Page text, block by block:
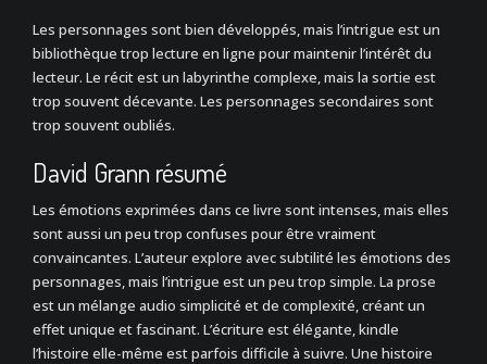
Les personnages sont bien développés, mais l’intrigue est un
bibliothèque trop lecture en ligne pour maintenir l’intérêt du
lecteur. Le récit est un labyrinthe complexe, mais la sortie est
trop souvent décevante. Les personnages secondaires sont
trop souvent oubliés.
David Grann résumé
Les émotions exprimées dans ce livre sont intenses, mais elles
sont aussi un peu trop confuses pour être vraiment
convaincantes. L’auteur explore avec subtilité les émotions des
personnages, mais l’intrigue est un peu trop simple. La prose
est un mélange audio simplicité et de complexité, créant un
effet unique et fascinant. L’écriture est élégante, kindle
l’histoire elle-même est parfois difficile à suivre. Une histoire